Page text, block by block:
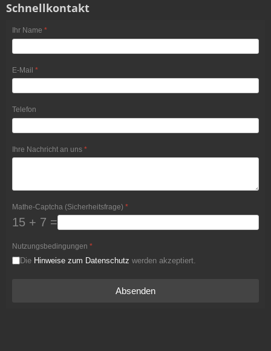
Schnellkontakt
Ihr Name *
E-Mail *
Telefon
Ihre Nachricht an uns *
Mathe-Captcha (Sicherheitsfrage) *
15 + 7 =
Nutzungsbedingungen *
Die Hinweise zum Datenschutz werden akzeptiert.
Absenden